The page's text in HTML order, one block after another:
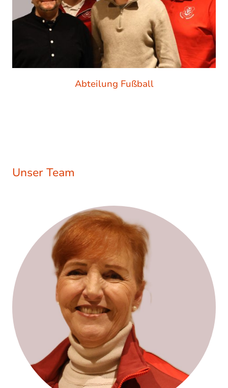
Abteilung Fußball
Unser Team